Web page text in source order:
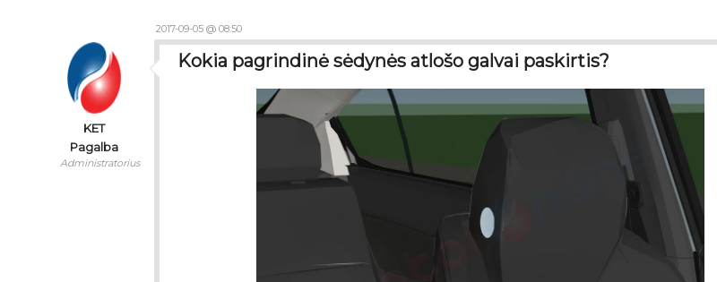
2017-09-05 @ 08:50
KET
Pagalba
Administratorius
Kokia pagrindinė sėdynės atlošo galvai paskirtis?